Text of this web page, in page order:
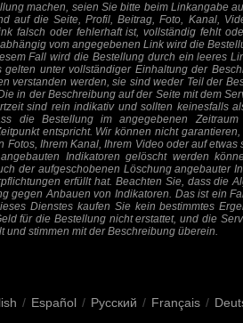
machen, seien Sie bitte beim Linkangabe
auf die Seite, Profil, Beitrag, Foto, Kanal,
falsch oder fehlerhaft ist, vollständig fehlt
vom angegebenen Link wird die
Fall wird die Bestellung durch ein leeres
gelten unter vollständiger Einhaltung der
verstanden werden, sie sind weder Teil der
in der Beschreibung auf der Seite mit dem
sind rein indikativ und sollten keinesfalls
die Bestellung im angegebenen
entspricht. Wir können nicht
Fotos, Ihrem Kanal, Ihrem Video oder auf
Indikatoren gelöscht werden
der aufgeschobenen Löschung angebauter
erfüllt hat. Beachten Sie, dass die
gegen Anbauen von Indikatoren. Das ist ein
Dienstes kaufen Sie kein bestimmtes
für die Bestellung nicht erstattet, und die
und stimmen mit der Beschreibung überein.
/ Español / Русский / Français /